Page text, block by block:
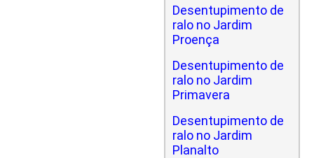
Desentupimento de
ralo no Jardim
Proença
Desentupimento de
ralo no Jardim
Primavera
Desentupimento de
ralo no Jardim
Planalto